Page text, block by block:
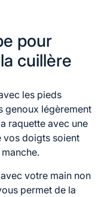
pour
cuillère
les pieds
genoux légèrement
raquette avec une
vos doigts soient
votre main non
permet de la